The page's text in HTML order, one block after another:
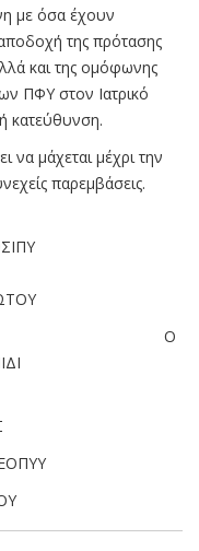
με όσα έχουν
της πρότασης
και της ομόφωνης
ΠΦΥ στον Ιατρικό
κατεύθυνση.
να μάχεται μέχρι την
παρεμβάσεις.
ΠΟΣΚΕ
Ο